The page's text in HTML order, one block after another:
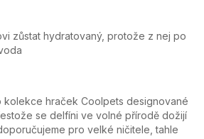
zůstat hydratovaný, protože z nej po
kolekce hraček Coolpets designované
se delfíni ve volné přírodě dožijí
pro velké ničitele, tahle